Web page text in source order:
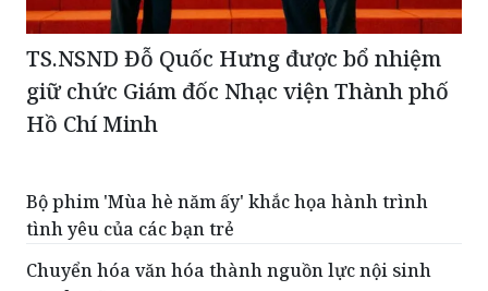
TS.NSND Đỗ Quốc Hưng được bổ nhiệm
Hồ Chí Minh
Bộ phim 'Mùa hè năm ấy' khắc họa hành trình